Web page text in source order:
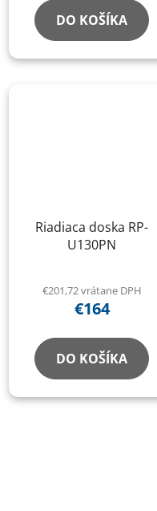
DO KOŠÍKA
Riadiaca doska RP-
U130PN
€201,72 vrátane DPH
€164
DO KOŠÍKA